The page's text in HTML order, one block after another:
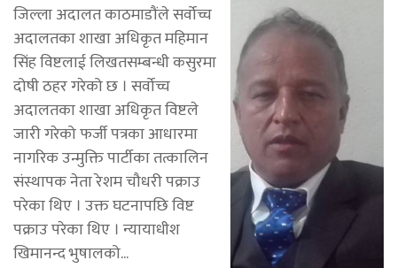
जिल्ला अदालत काठमाडौंले सर्वोच्च
अदालतका शाखा अधिकृत महिमान
सिंह विष्टलाई लिखतसम्बन्धी कसुरमा
दोषी ठहर गरेको छ । सर्वोच्च
अदालतका शाखा अधिकृत विष्टले
जारी गरेको फर्जी पत्रका आधारमा
नागरिक उन्मुक्ति पार्टीका तत्कालिन
संस्थापक नेता रेशम चौधरी पक्राउ
परेका थिए । उक्त घटनापछि विष्ट
पक्राउ परेका थिए । न्यायाधीश
खिमानन्द भुषालको...